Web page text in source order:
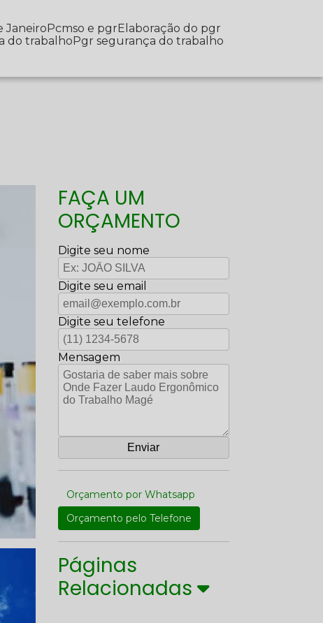
Janeiro Pcmso e pgr
Elaboração do pgr
do trabalho
Pgr segurança do trabalho
FAÇA UM
ORÇAMENTO
Digite seu nome
Digite seu email
Digite seu telefone
Mensagem
Orçamento por Whatsapp
Orçamento pelo Telefone
Páginas
Relacionadas